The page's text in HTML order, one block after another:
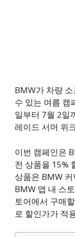
BMW가 차량
수 있는 여름 캠
일부터 7월 2일
레이드 서머 위
이번 캠페인은
전 상품을 15%
상품은 BMW
BMW 앱 내 스
토어에서 구매
로 할인가가 적